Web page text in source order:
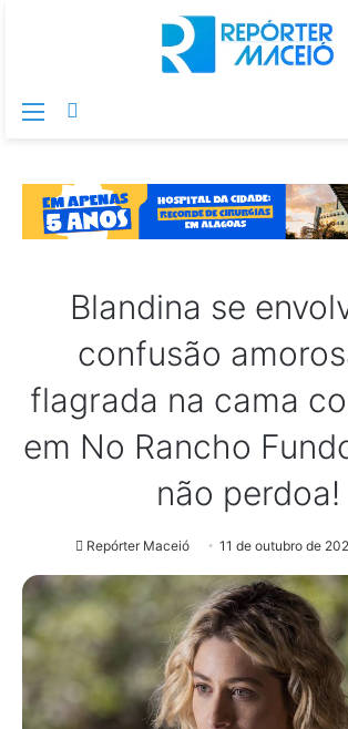
Menu
Blandina se
confusão
flagrada na cama
em No Rancho
não perdoa!
Repórter Maceió 11 de outubro de